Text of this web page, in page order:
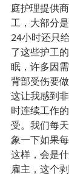
庭护理提供
工，大部分
24小时还只
了这些护工
眠，许多因
背部受伤要
这让我感到
时连续工作
受。我们每
象一下如果
这样，会是
雇主，这个